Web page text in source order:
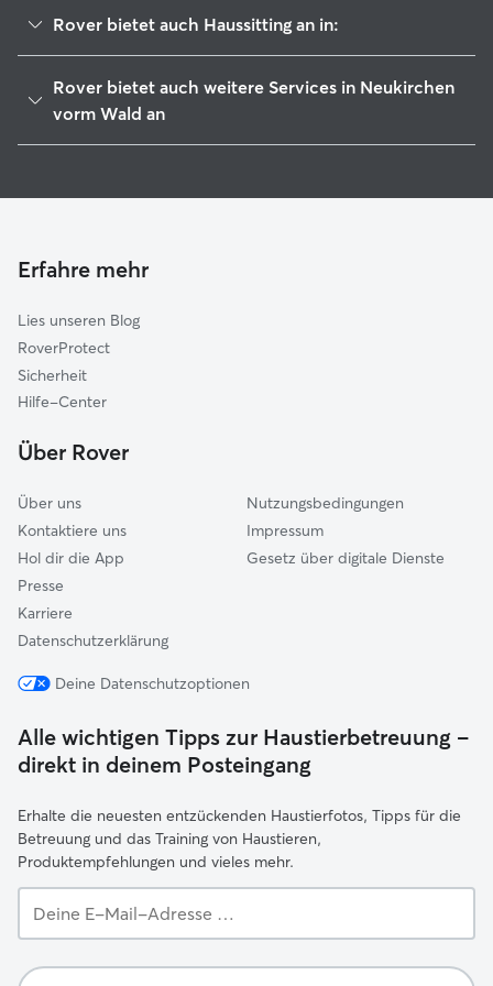
Rover bietet auch Haussitting an in:
Büchlberg
Perlesreut
Passau
Thyrnau
Rover bietet auch weitere Services in Neukirchen
vorm Wald an
Gassi-Service in Neukirchen vorm Wald
Erfahre mehr
Lies unseren Blog
RoverProtect
Sicherheit
Hilfe-Center
Über Rover
Über uns
Kontaktiere uns
Hol dir die App
Presse
Karriere
Datenschutzerklärung
Nutzungsbedingungen
Impressum
Gesetz über digitale Dienste
Deine Datenschutzoptionen
Alle wichtigen Tipps zur Haustierbetreuung –
direkt in deinem Posteingang
Erhalte die neuesten entzückenden Haustierfotos, Tipps für die
Betreuung und das Training von Haustieren,
Produktempfehlungen und vieles mehr.
E-
Adresse …